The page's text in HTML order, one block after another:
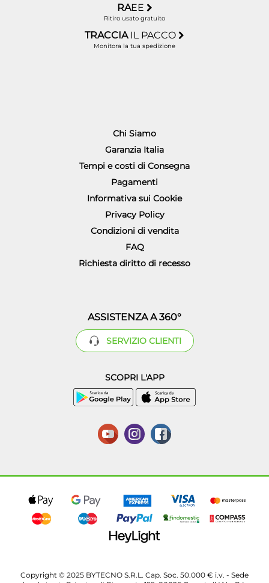
RAEE
Ritiro usato gratuito
TRACCIA IL PACCO
Monitora la tua spedizione
Chi Siamo
Garanzia Italia
Tempi e costi di Consegna
Pagamenti
Informativa sui Cookie
Privacy Policy
Condizioni di vendita
FAQ
Richiesta diritto di recesso
ASSISTENZA A 360°
SERVIZIO CLIENTI
SCOPRI L'APP
Copyright © 2025 BYTECNO S.R.L. Cap. Soc. 50.000 € i.v. - Sede